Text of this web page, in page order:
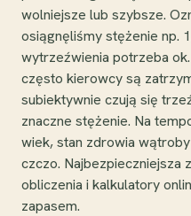
wolniejsze lub szybsze.
osiągnęliśmy stężenie np.
wytrzeźwienia potrzeba
często kierowcy są
subiektywnie czują się
znaczne stężenie. Na
wiek, stan zdrowia
czczo. Najbezpieczniejsza
obliczenia i kalkulatory
zapasem.